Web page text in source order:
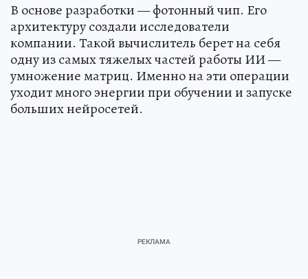
В основе разработки — фотонный чип. Его
архитектуру создали исследователи
компании. Такой вычислитель берет на себя
одну из самых тяжелых частей работы ИИ —
умножение матриц. Именно на эти операции
уходит много энергии при обучении и запуске
больших нейросетей.